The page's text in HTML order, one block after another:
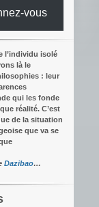
vous
l’individu isolé
là le
: leur
qui les fonde
réalité. C’est
de la situation
que va se
Dazibao…